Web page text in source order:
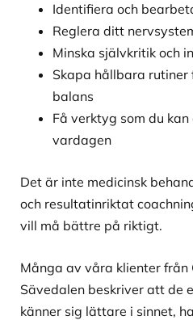
Identifiera och
Reglera ditt
Minska självkritik och
Skapa hållbara
balans
Få verktyg som du
vardagen
Det är inte medicinsk
och resultatinriktat
vill må bättre på riktigt.
Många av våra klienter från
Sävedalen beskriver att de
känner sig lättare i sinnet,